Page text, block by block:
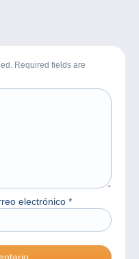
Required fields are
electrónico *